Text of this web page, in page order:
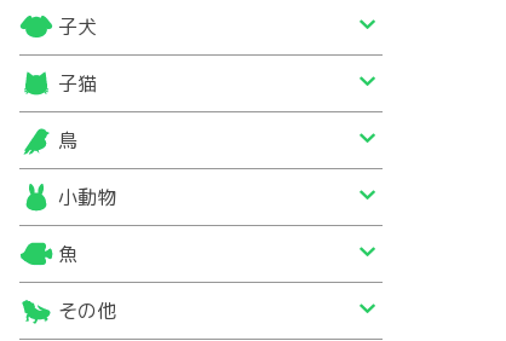
子犬
子猫
鳥
小動物
魚
その他